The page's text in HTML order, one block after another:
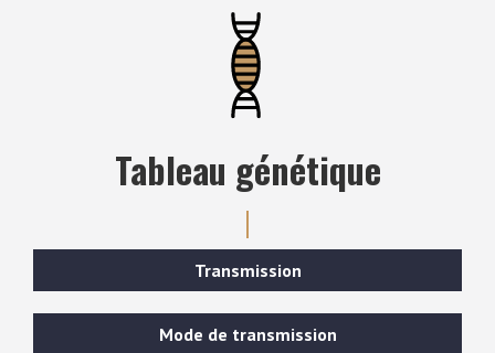
Tableau génétique
Transmission
Mode de transmission